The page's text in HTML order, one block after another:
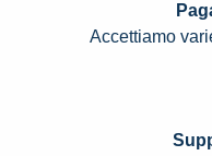
Accettiamo